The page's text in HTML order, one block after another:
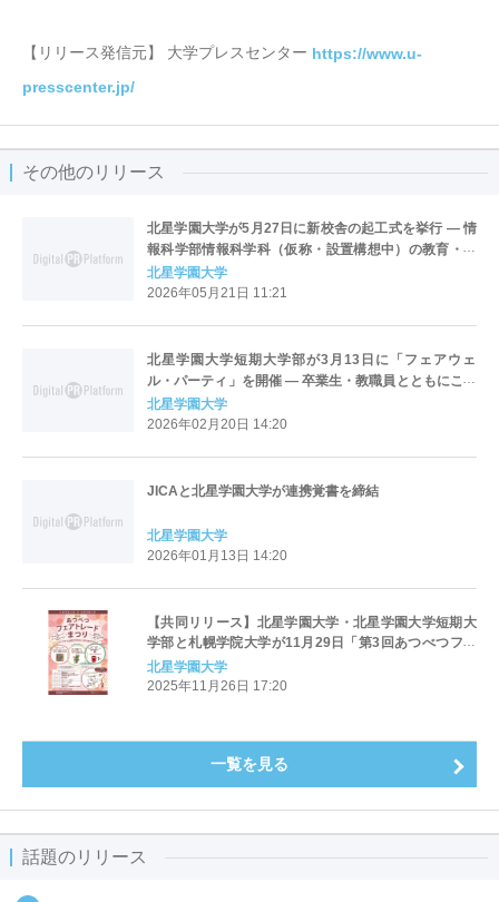
【リリース発信元】 大学プレスセンター https://www.u-
presscenter.jp/
その他のリリース
北星学園大学が5月27日に新校舎の起工式を挙行 ― 情
報科学部情報科学科（仮称・設置構想中）の教育・研
究拠点となる新校舎の工事が開始
北星学園大学
2026年05月21日 11:21
北星学園大学短期大学部が3月13日に「フェアウェ
ル・パーティ」を開催 ― 卒業生・教職員とともにこれ
までの歩みや思い出を振り返る
北星学園大学
2026年02月20日 14:20
JICAと北星学園大学が連携覚書を締結
北星学園大学
2026年01月13日 14:20
【共同リリース】北星学園大学・北星学園大学短期大
学部と札幌学院大学が11月29日「第3回あつべつフェ
アトレードまつり ―スマホでは伝えきれない冬のぬく
もり―」を開催
北星学園大学
2025年11月26日 17:20
一覧を見る
話題のリリース